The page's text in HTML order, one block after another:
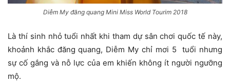
Diễm My đăng quang Mini Miss World Tourim 2018
Là thí sinh nhỏ tuổi nhất khi tham dự sân chơi quốc tế này,
khoảnh khắc đăng quang, Diễm My chỉ mơi 5 tuổi nhưng
sự cố gắng và nỗ lực của em khiến không ít người ngưỡng
mộ.